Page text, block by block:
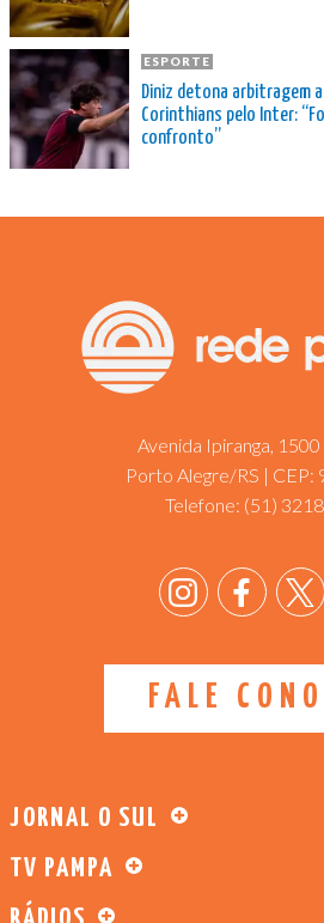
ESPORTE
Diniz detona arbitragem
Corinthians pelo Inter:
confronto”
Avenida Ipiranga, 1500
Porto Alegre/RS | CEP:
Telefone: (51)
FALE
JORNAL O SUL
TV PAMPA